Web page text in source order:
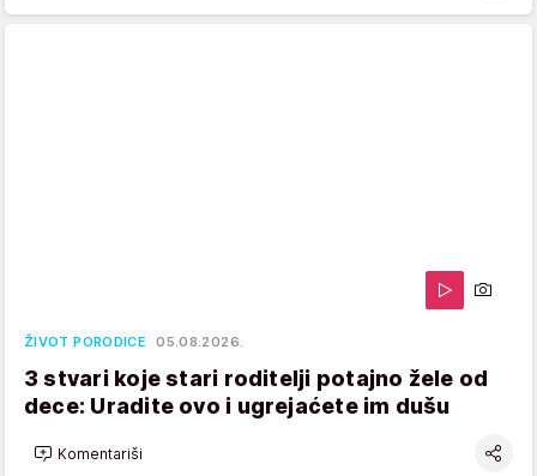
ŽIVOT PORODICE 05.08.2026.
3 stvari koje stari roditelji potajno žele od
dece: Uradite ovo i ugrejaćete im dušu
Komentariši